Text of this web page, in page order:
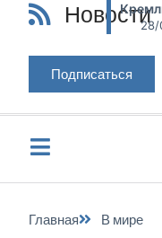
Новости
28/
Подписаться
Главная В мире